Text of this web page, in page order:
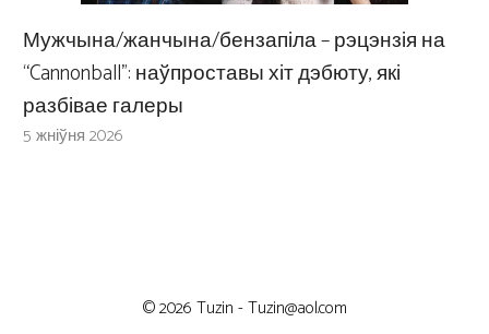
Мужчына/жанчына/бензапіла – рэцэнзія на
“Cannonball”: наўпроставы хіт дэбюту, які
разбівае галеры
5 жніўня 2026
© 2026 Tuzin -Tuzin@aol.com